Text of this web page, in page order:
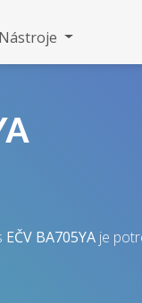
Nástroje
EČV BA705YAje